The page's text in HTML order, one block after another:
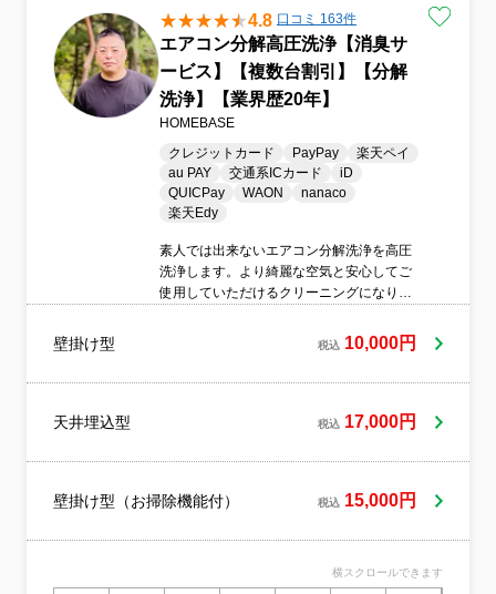
4.8 口コミ 163件
エアコン分解高圧洗浄【消臭サ
ービス】【複数台割引】【分解
洗浄】【業界歴20年】
HOMEBASE
クレジットカード
PayPay
楽天ペイ
au PAY
交通系ICカード
iD
QUICPay
WAON
nanaco
楽天Edy
素人では出来ないエアコン分解洗浄を高圧
洗浄します。より綺麗な空気と安心してご
使用していただけるクリーニングになりま
壁掛け型 税込 10,000円
天井埋込型 税込 17,000円
壁掛け型（お掃除機能付） 税込 15,000円
横スクロールできます